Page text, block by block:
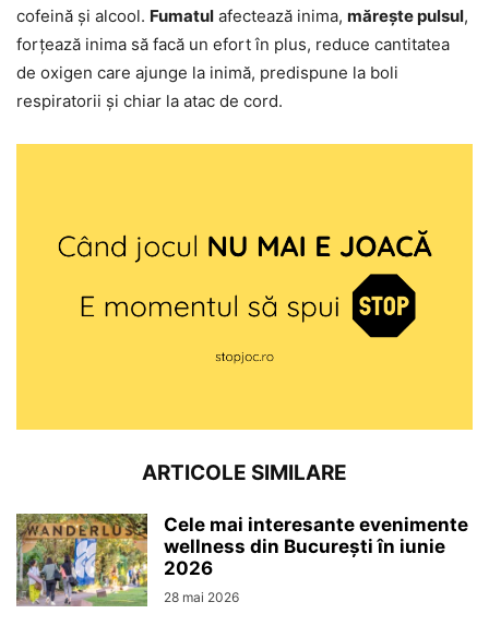
cofeină și alcool. Fumatul afectează inima, mărește pulsul,
forțează inima să facă un efort în plus, reduce cantitatea
de oxigen care ajunge la inimă, predispune la boli
respiratorii și chiar la atac de cord.
ARTICOLE SIMILARE
Cele mai interesante evenimente
wellness din București în iunie
2026
28 mai 2026